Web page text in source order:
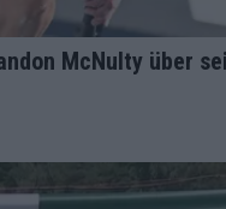
McNulty über